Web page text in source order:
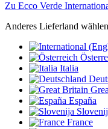
Zu Ecco Verde
Anderes Lieferland wählen
Italia
España
France